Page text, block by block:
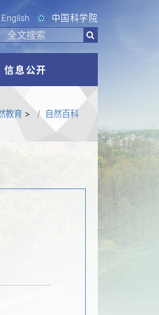
English 中国科学院
信息公开
教育> 自然百科